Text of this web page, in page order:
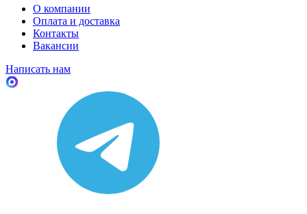
О компании
Оплата и доставка
Контакты
Вакансии
Написать нам